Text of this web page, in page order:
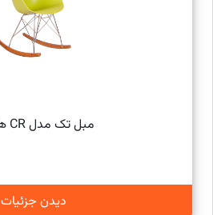
مبل تک مدل CR هامون
دیدن جزئیات